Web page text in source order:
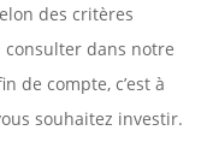
des critères
consulter dans notre
de compte, c’est à
souhaitez investir.